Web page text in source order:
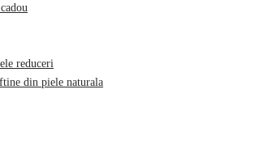
reduceri
din piele naturala